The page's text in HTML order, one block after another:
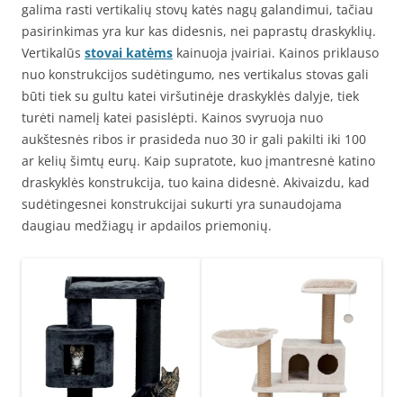
galima rasti vertikalių stovų katės nagų galandimui, tačiau
pasirinkimas yra kur kas didesnis, nei paprastų draskyklių.
Vertikalūs stovai katėms kainuoja įvairiai. Kainos priklauso
nuo konstrukcijos sudėtingumo, nes vertikalus stovas gali
būti tiek su gultu katei viršutinėje draskyklės dalyje, tiek
turėti namelį katei pasislėpti. Kainos svyruoja nuo
aukštesnės ribos ir prasideda nuo 30 ir gali pakilti iki 100
ar kelių šimtų eurų. Kaip supratote, kuo įmantresnė katino
draskyklės konstrukcija, tuo kaina didesnė. Akivaizdu, kad
sudėtingesnei konstrukcijai sukurti yra sunaudojama
daugiau medžiagų ir apdailos priemonių.